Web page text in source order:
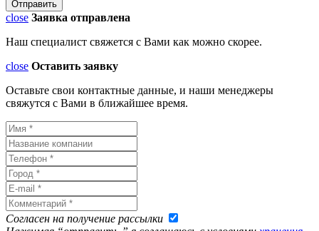
close Заявка отправлена
Наш специалист свяжется с Вами как можно скорее.
close Оставить заявку
Оставьте свои контактные данные, и наши менеджеры
свяжутся с Вами в ближайшее время.
Согласен на получение рассылки